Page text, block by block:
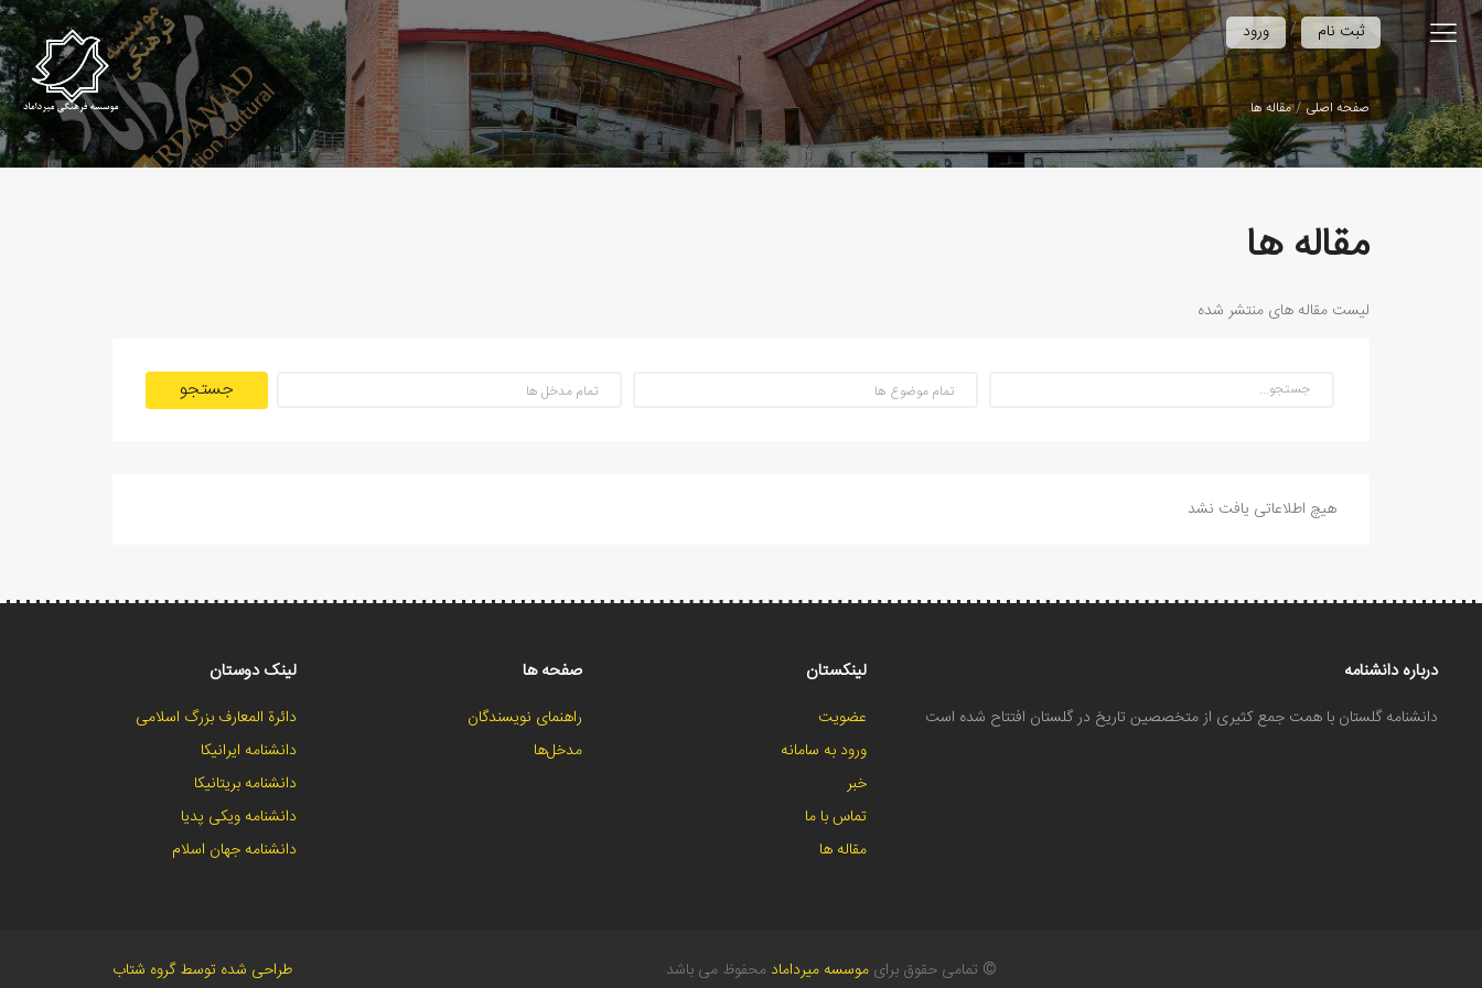
ورود / ثبت نام
صفحه اصلی مقاله ها
مقاله ها
لیست مقاله های منتشر شده
جستجو
هیچ اطلاعاتی یافت نشد
درباره دانشنامه
دانشنامه گلستان با همت جمع کثیری از متخصصین تاریخ در گلستان افتتاح شده است
لینکستان
عضویت
ورود به سامانه
خبر
تماس با ما
مقاله ها
صفحه ها
راهنمای نویسندگان
مدخل‌ها
لینک دوستان
دائرة المعارف بزرگ اسلامی
دانشنامه ایرانیکا
دانشنامه بریتانیکا
دانشنامه ویکی پدیا
دانشنامه جهان اسلام
طراحی شده توسط گروه شتاب © تمامی حقوق برای موسسه میرداماد محفوظ می باشد